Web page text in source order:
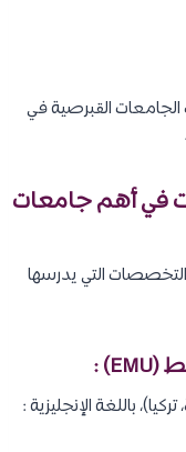
الجامعات القبرصية في
في أهم جامعات
التي يدرسها
باللغة الإنجليزية :